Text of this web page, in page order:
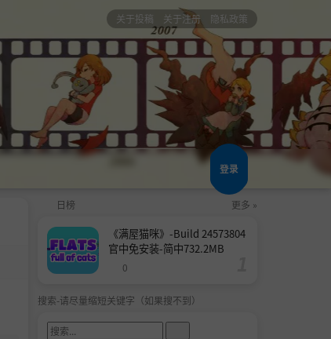
关于投稿 关于注册 隐私政策
登录
日榜 更多 »
《满屋猫咪》-Build 24573804
官中免安装-简中732.2MB
0
搜索-请尽量缩短关键字（如果搜不到）